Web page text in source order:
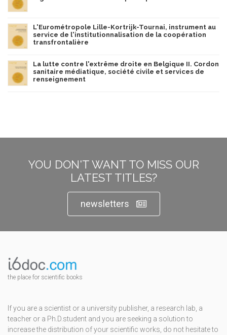
L'Eurométropole Lille-Kortrijk-Tournai, instrument au
service de l'institutionnalisation de la coopération
transfrontalière
La lutte contre l'extrême droite en Belgique II. Cordon
sanitaire médiatique, société civile et services de
renseignement
YOU DON'T WANT TO MISS OUR
LATEST TITLES?
newsletters
the place for scientific books
If you are a scientist or a university publisher, a research lab, a
teacher or a Ph.D.student and you are seeking a solution to
increase the distribution of your scientific works, do not hesitate to